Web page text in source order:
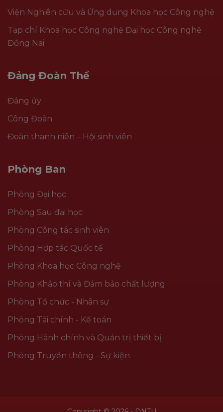
Viện Nghiên cứu và Ứng dụng Khoa học Công nghệ
Tạp chí Khoa học Công nghệ Đại học Công nghệ
Đồng Nai
Đảng Đoàn Thể
Đảng ủy
Công Đoàn
Đoàn thanh niên – Hội sinh viên
Phòng Ban
Phòng Đại học
Phòng Sau đại học
Phòng Công tác sinh viên
Phòng Hợp tác Quốc tế
Phòng Khoa học Công nghệ
Phòng Khảo thí và Đảm bảo chất lượng
Phòng Tổ chức - Nhân sự
Phòng Tài chính - Kế toán
Phòng Hành chính và Quản trị thiết bị
Phòng Truyền thông - Sự kiện